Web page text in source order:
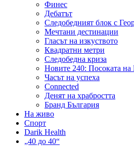
Финес
Дебатът
Следобедният блок с
Мечтани дестинации
Гласът на изкуството
Квадратни метри
Следобедна криза
Новите 240: Посоката на
Часът на успеха
Connected
Денят на храбростта
Бранд България
На живо
Спорт
Darik Health
„40 до 40“